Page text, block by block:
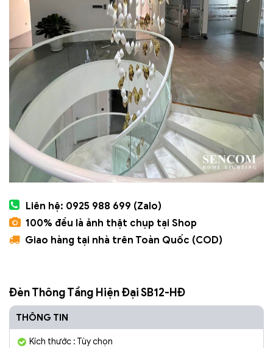
Liên hệ: 0925 988 699 (Zalo)
100% đều là ảnh thật chụp tại Shop
Giao hàng tại nhà trên Toàn Quốc (COD)
Đèn Thông Tầng Hiện Đại SB12-HĐ
THÔNG TIN
Kích thước : Tùy chọn